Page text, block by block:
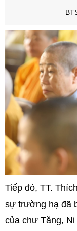
Tiếp đó, TT.
sự trường hạ đã
của chư Tăng,